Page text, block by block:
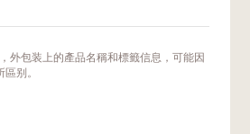
使用2次，作為日常保濕潤澤
也可以在肌膚出現乾燥或缺水
外包装上的產品名稱和標籤信息，可能因
别。